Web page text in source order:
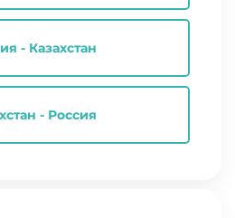
- Казахстан
- Россия